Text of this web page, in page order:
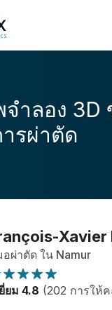
จำลอง
รผ่าตัด
Xavier
ผ่าตัด ใน Namur
ยม 4.8 (202 การให้